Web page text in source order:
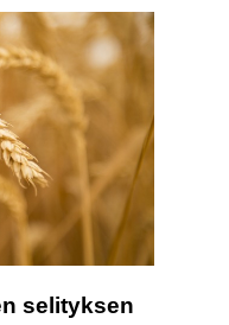
selityksen